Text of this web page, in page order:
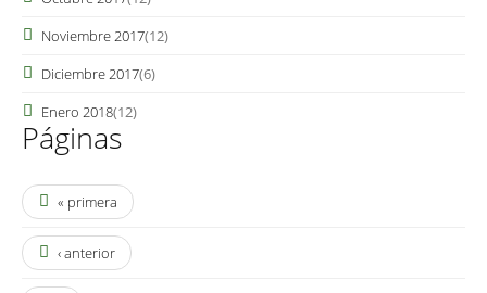
Noviembre 2017(12)
Diciembre 2017(6)
Enero 2018(12)
Páginas
« primera
‹ anterior